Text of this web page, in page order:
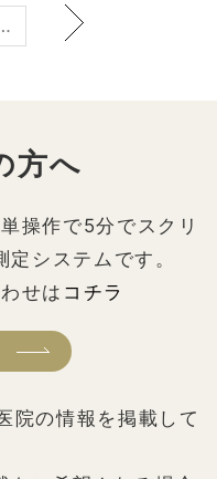
方へ
操作で5分でスクリ
システムです。
せは コチラ
院の情報を掲載して